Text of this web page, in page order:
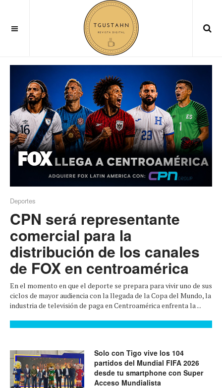
Deportes
CPN será representante
comercial para la
distribución de los canales
de FOX en centroamérica
En el momento en que el deporte se prepara para vivir uno de sus
ciclos de mayor audiencia con la llegada de la Copa del Mundo, la
industria de televisión de paga en Centroamérica enfrenta la ...
Solo con Tigo vive los 104
partidos del Mundial FIFA 2026
desde tu smartphone con Super
Acceso Mundialista